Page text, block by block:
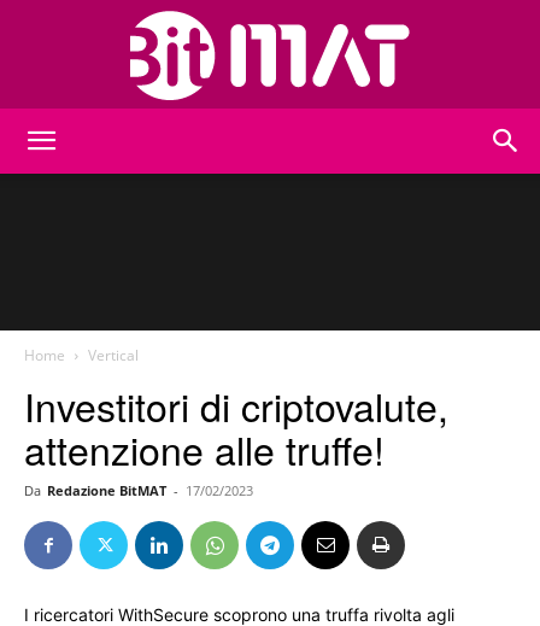
Home Vertical
Investitori di criptovalute,
attenzione alle truffe!
Da Redazione BitMAT - 17/02/2023
I ricercatori WithSecure scoprono una truffa rivolta agli